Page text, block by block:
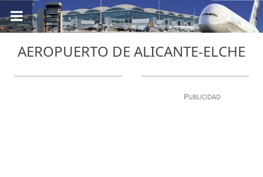
AEROPUERTO DE ALICANTE-ELCHE